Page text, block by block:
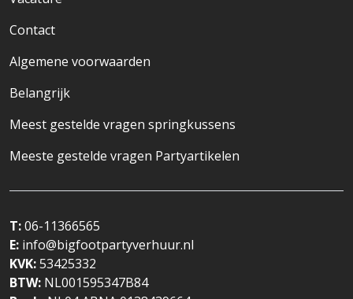
Contact
Algemene voorwaarden
Belangrijk
Meest gestelde vragen springkussens
Meeste gestelde vragen Partyartikelen
T:06-11366565
E: info@bigfootpartyverhuur.nl
KVK:53425332
BTW: NL001595347B84